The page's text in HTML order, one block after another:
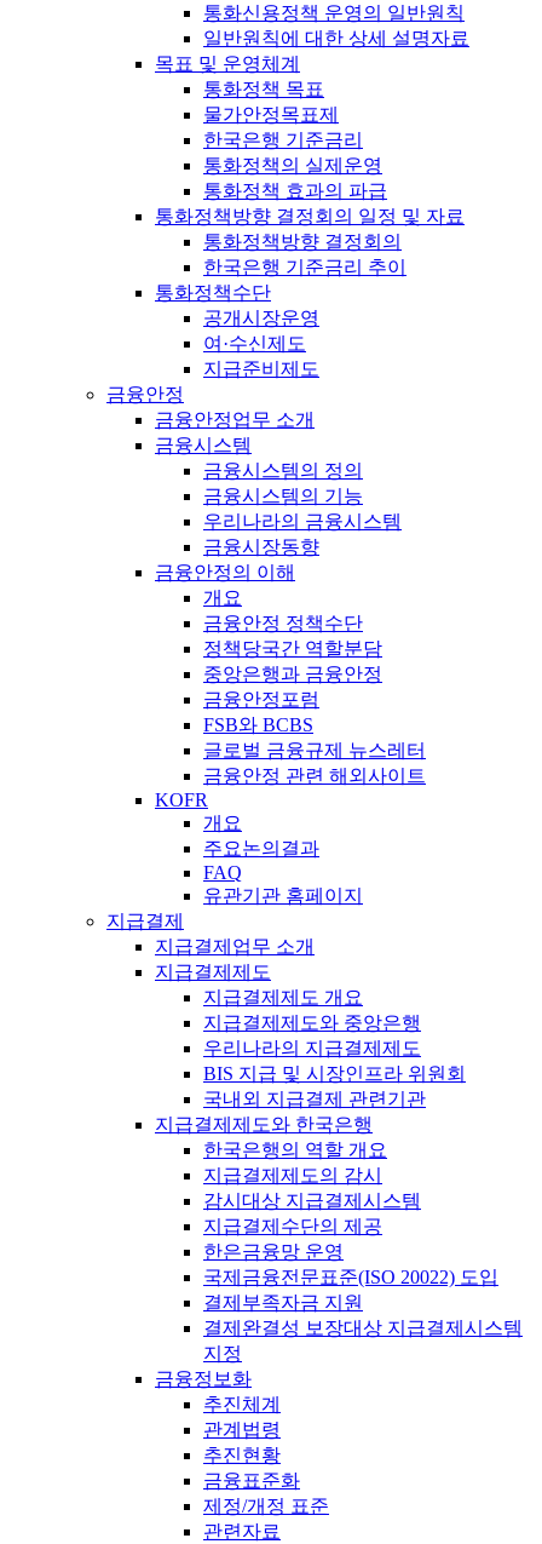
통화신용정책 운영의 일반원칙
일반원칙에 대한 상세 설명자료
목표 및 운영체계
통화정책 목표
물가안정목표제
한국은행 기준금리
통화정책의 실제운영
통화정책 효과의 파급
통화정책방향 결정회의 일정 및 자료
통화정책방향 결정회의
한국은행 기준금리 추이
통화정책수단
공개시장운영
여·수신제도
지급준비제도
금융안정
금융안정업무 소개
금융시스템
금융시스템의 정의
금융시스템의 기능
우리나라의 금융시스템
금융시장동향
금융안정의 이해
개요
금융안정 정책수단
정책당국간 역할분담
중앙은행과 금융안정
금융안정포럼
FSB와 BCBS
글로벌 금융규제 뉴스레터
금융안정 관련 해외사이트
KOFR
개요
주요논의결과
FAQ
유관기관 홈페이지
지급결제
지급결제업무 소개
지급결제제도
지급결제제도 개요
지급결제제도와 중앙은행
우리나라의 지급결제제도
BIS 지급 및 시장인프라 위원회
국내외 지급결제 관련기관
지급결제제도와 한국은행
한국은행의 역할 개요
지급결제제도의 감시
감시대상 지급결제시스템
지급결제수단의 제공
한은금융망 운영
국제금융전문표준(ISO 20022) 도입
결제부족자금 지원
결제완결성 보장대상 지급결제시스템
지정
금융정보화
추진체계
관계법령
추진현황
금융표준화
제정/개정 표준
관련자료